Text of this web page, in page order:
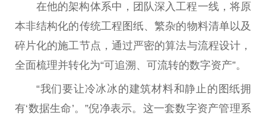
在他的架构体系中，团队深入工程一线，将原
本非结构化的传统工程图纸、繁杂的物料清单以及
碎片化的施工节点，通过严密的算法与流程设计，
全面梳理并转化为“可追溯、可流转的数字资产”。
“我们要让冷冰冰的建筑材料和静止的图纸拥
有‘数据生命’。”倪净表示。这一套数字资产管理系